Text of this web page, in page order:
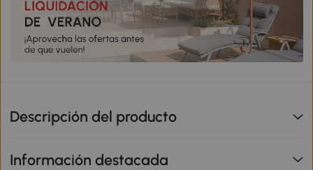
Descripción del producto
Información destacada